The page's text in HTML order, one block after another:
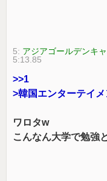
5: アジアゴールデンキ
5:13.85
>>1
>韓国エンターテイメ
ワロタw
こんなん大学で勉強